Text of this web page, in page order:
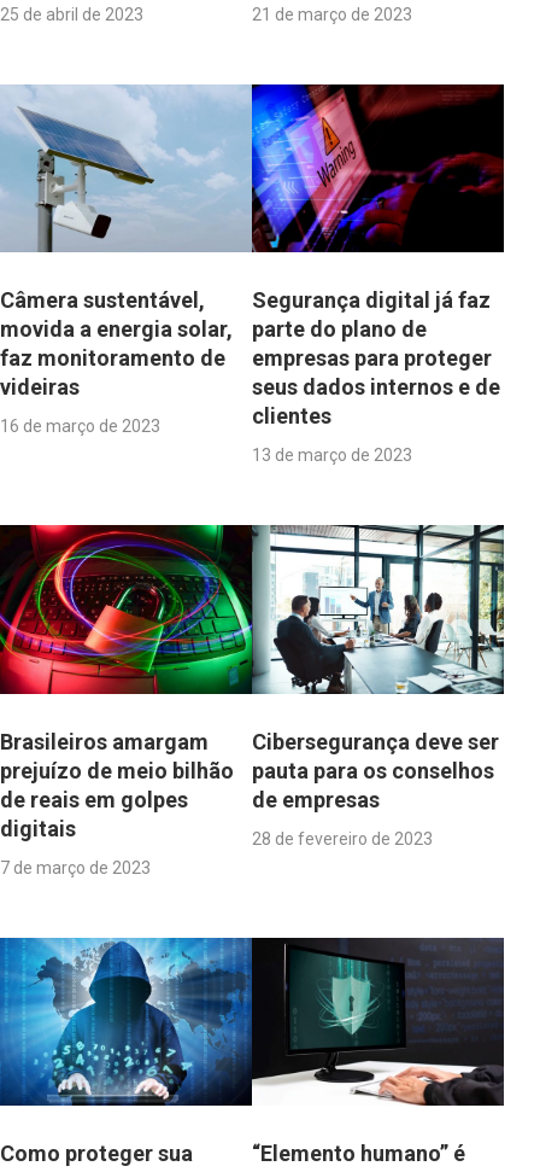
25 de abril de 2023 21 de março de 2023
Câmera sustentável,
movida a energia solar,
faz monitoramento de
videiras
16 de março de 2023
Segurança digital já faz
parte do plano de
empresas para proteger
seus dados internos e de
clientes
13 de março de 2023
Brasileiros amargam
prejuízo de meio bilhão
de reais em golpes
digitais
7 de março de 2023
Cibersegurança deve ser
pauta para os conselhos
de empresas
28 de fevereiro de 2023
Como proteger sua
“Elemento humano” é